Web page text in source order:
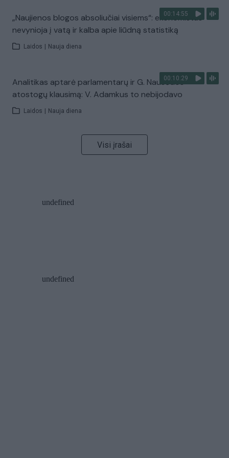
00:14:55
„Naujienos blogos absoliučiai visiems“: ekonomistas
nevynioja į vatą ir kalba apie liūdną statistiką
Laidos Nauja diena
00:10:29
Analitikas aptarė parlamentarų ir G. Nausėdos
atostogų klausimą: V. Adamkus to nebijodavo
Laidos Nauja diena
Visi įrašai